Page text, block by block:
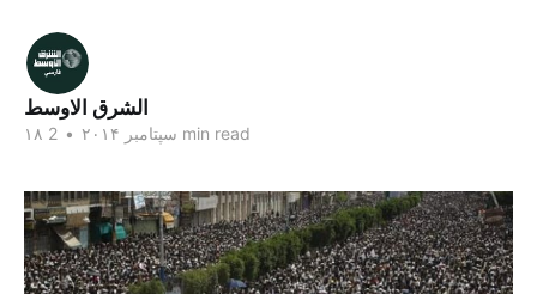
الشرق الاوسط
۱۸ سپتامبر ۲۰۱۴ • 2 min read